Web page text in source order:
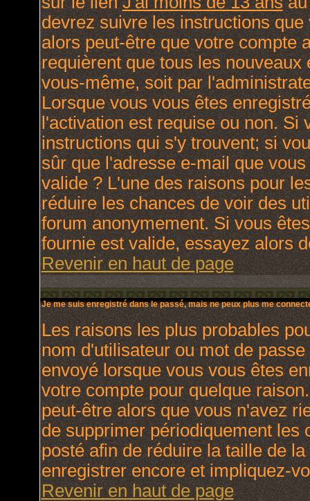
devrez suivre les instructions
alors peut-être que votre compte
requièrent que tous les
vous-même, soit par
Lorsque vous vous êtes
l'activation est requise ou non. Si
instructions qui s'y trouvent; si
sûr que l'adresse e-mail que
valide ? L'une des raisons pour
réduire les chances de voir des
forum anonymement. Si vous
fournie est valide, essayez alors
Revenir en haut de page
Je me suis enregistré dans le passé, mais ne peux plus me
Les raisons les plus probables
nom d'utilisateur ou mot de
envoyé lorsque vous vous êtes
votre compte pour quelque
peut-être alors que vous n'avez
de supprimer périodiquement les
posté afin de réduire la taille de
enregistrer encore et impliquez-
Revenir en haut de page